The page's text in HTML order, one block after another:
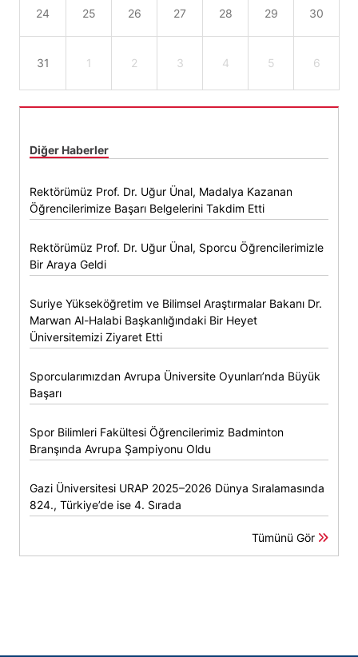
24 25 26 27 28 29 30
31 1 2 3 4 5 6
Diğer Haberler
Rektörümüz Prof. Dr. Uğur Ünal, Madalya Kazanan
Öğrencilerimize Başarı Belgelerini Takdim Etti
Rektörümüz Prof. Dr. Uğur Ünal, Sporcu Öğrencilerimizle
Bir Araya Geldi
Suriye Yükseköğretim ve Bilimsel Araştırmalar Bakanı Dr.
Marwan Al-Halabi Başkanlığındaki Bir Heyet
Üniversitemizi Ziyaret Etti
Sporcularımızdan Avrupa Üniversite Oyunları’nda Büyük
Başarı
Spor Bilimleri Fakültesi Öğrencilerimiz Badminton
Branşında Avrupa Şampiyonu Oldu
Gazi Üniversitesi URAP 2025–2026 Dünya Sıralamasında
824., Türkiye’de ise 4. Sırada
Tümünü Gör